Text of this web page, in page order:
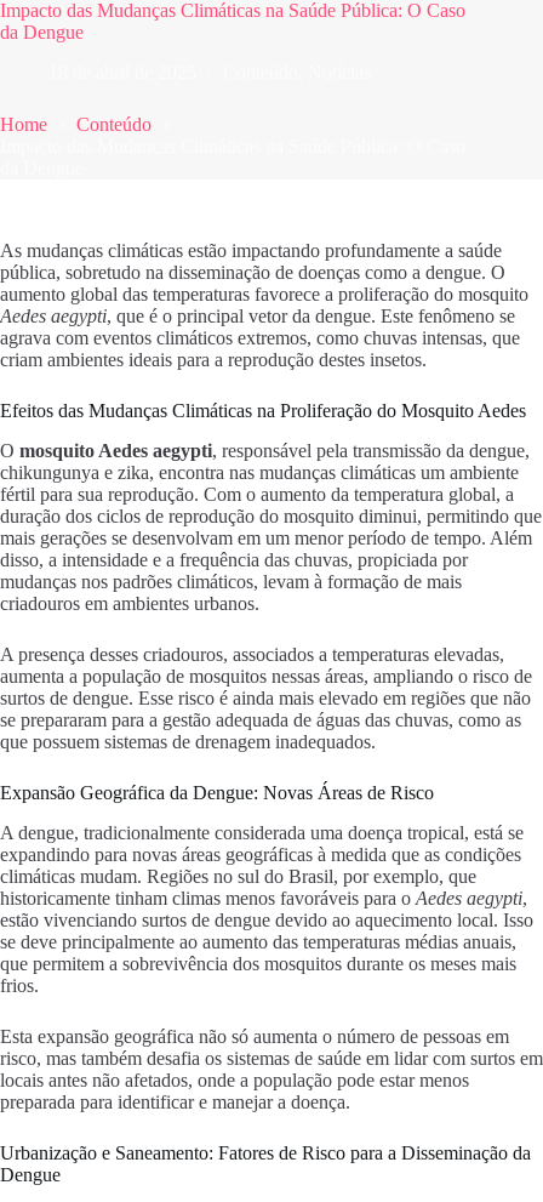
Impacto das Mudanças Climáticas na Saúde Pública: O Caso
da Dengue
Home
Conteúdo
As mudanças climáticas estão impactando profundamente a saúde
pública, sobretudo na disseminação de doenças como a dengue. O
aumento global das temperaturas favorece a proliferação do mosquito
Aedes aegypti, que é o principal vetor da dengue. Este fenômeno se
agrava com eventos climáticos extremos, como chuvas intensas, que
criam ambientes ideais para a reprodução destes insetos.
Efeitos das Mudanças Climáticas na Proliferação do Mosquito Aedes
O mosquito Aedes aegypti, responsável pela transmissão da dengue,
chikungunya e zika, encontra nas mudanças climáticas um ambiente
fértil para sua reprodução. Com o aumento da temperatura global, a
duração dos ciclos de reprodução do mosquito diminui, permitindo que
mais gerações se desenvolvam em um menor período de tempo. Além
disso, a intensidade e a frequência das chuvas, propiciada por
mudanças nos padrões climáticos, levam à formação de mais
criadouros em ambientes urbanos.
A presença desses criadouros, associados a temperaturas elevadas,
aumenta a população de mosquitos nessas áreas, ampliando o risco de
surtos de dengue. Esse risco é ainda mais elevado em regiões que não
se prepararam para a gestão adequada de águas das chuvas, como as
que possuem sistemas de drenagem inadequados.
Expansão Geográfica da Dengue: Novas Áreas de Risco
A dengue, tradicionalmente considerada uma doença tropical, está se
expandindo para novas áreas geográficas à medida que as condições
climáticas mudam. Regiões no sul do Brasil, por exemplo, que
historicamente tinham climas menos favoráveis para o Aedes aegypti,
estão vivenciando surtos de dengue devido ao aquecimento local. Isso
se deve principalmente ao aumento das temperaturas médias anuais,
que permitem a sobrevivência dos mosquitos durante os meses mais
frios.
Esta expansão geográfica não só aumenta o número de pessoas em
risco, mas também desafia os sistemas de saúde em lidar com surtos em
locais antes não afetados, onde a população pode estar menos
preparada para identificar e manejar a doença.
Urbanização e Saneamento: Fatores de Risco para a Disseminação da
Dengue